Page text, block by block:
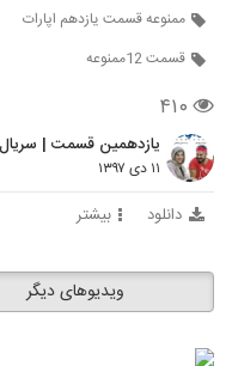
ممنوعه قسمت یازدهم اپارات
قسمت 12ممنوعه
۴۱۰
یازدهمین قسمت |
۱۱ دی ۱۳۹۷
دانلود بیشتر
ویدیوهای دیگر